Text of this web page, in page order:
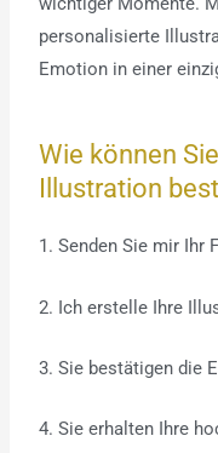
personalisierte
Emotion in einer
Wie können
Illustration
1. Senden Sie mir Ihr
2. Ich erstelle Ihre
3. Sie bestätigen die
4. Sie erhalten Ihre